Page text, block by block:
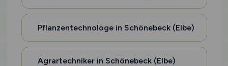
Pflanzentechnologe in Schönebeck (Elbe)
Agrartechniker in Schönebeck (Elbe)